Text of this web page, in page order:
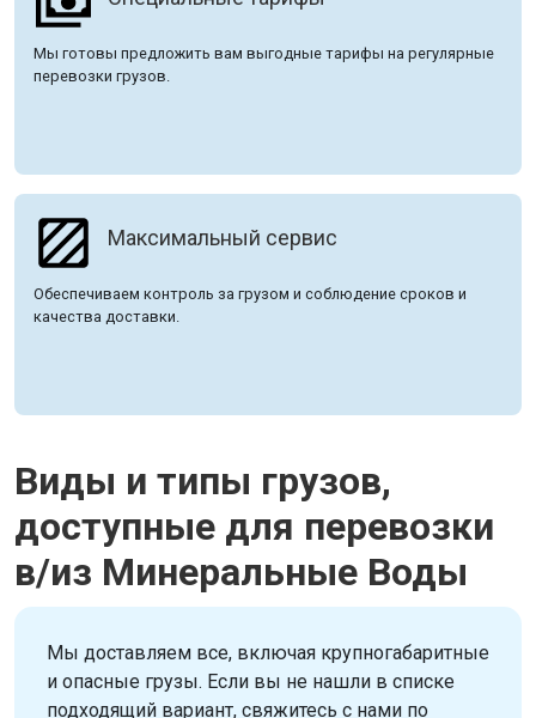
Мы готовы предложить вам выгодные тарифы на регулярные
перевозки грузов.
Максимальный сервис
Обеспечиваем контроль за грузом и соблюдение сроков и
качества доставки.
Виды и типы грузов,
доступные для перевозки
в/из Минеральные Воды
Мы доставляем все, включая крупногабаритные
и опасные грузы. Если вы не нашли в списке
подходящий вариант, свяжитесь с нами по